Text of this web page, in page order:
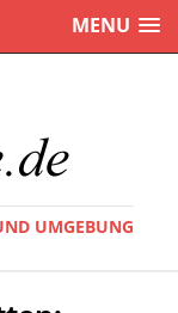
MENU
UMGEBUNG